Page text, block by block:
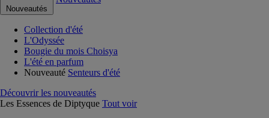
Nouveautés
Collection d'été
L'Odyssée
Bougie du mois Choisya
L'été en parfum
Nouveauté Senteurs d'été
Découvrir les nouveautés
Les Essences de Diptyque Tout voir